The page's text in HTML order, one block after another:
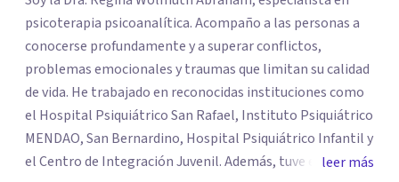
psicoterapia psicoanalítica. Acompaño a las personas a
conocerse profundamente y a superar conflictos,
problemas emocionales y traumas que limitan su calidad
de vida. He trabajado en reconocidas instituciones como
el Hospital Psiquiátrico San Rafael, Instituto Psiquiátrico
MENDAO, San Bernardino, Hospital Psiquiátrico Infantil y
el Centro de Integración Juvenil. Además, tuve el
leer más